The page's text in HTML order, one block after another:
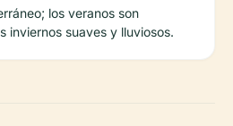
los veranos son
inviernos suaves y lluviosos.